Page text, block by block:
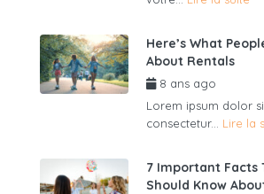
Here’s What
About Rentals
8 ans ago
Lorem ipsum dolor
consectetur... Lire la
7 Important Facts
Should Know